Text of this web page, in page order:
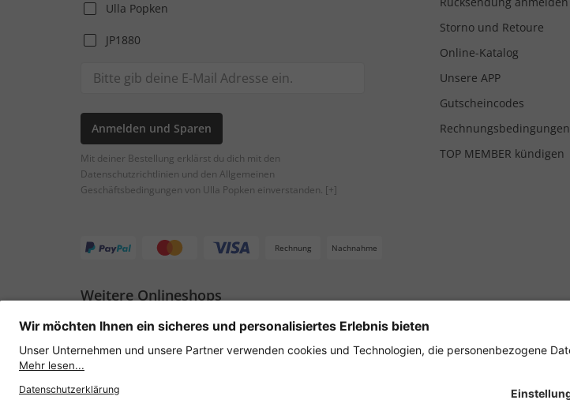
Ulla Popken
JP1880
Anmelden und Sparen
Mit deiner Bestellung erklärst du dich mit den
Datenschutzrichtlinien und den Allgemeinen
Geschäftsbedingungen von Ulla Popken einverstanden. [+]
Storno und Retoure
Online-Katalog
Unsere APP
Gutscheincodes
Rechnungsbedingungen
TOP MEMBER kündigen
Rechnung Nachnahme
Weitere Onlineshops
Österreich